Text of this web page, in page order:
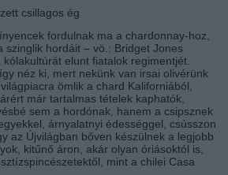
csillagos ég
fordulnak ma a chardonnay-hoz,
szinglik hordáit – vö.: Bridget Jones
elunt fiatalok regimentjét.
néz ki, mert nekünk van irsai olivérünk
ömlik a chard Kaliforniából,
már tartalmas tételek kaphatók,
sem a hordónak, hanem a csipsznek
árnyalatnyi édességgel, csússzon
az Újvilágban bőven készülnek a legjobb
kitűnő áron, akár olyan óriásoktól is,
mint a chilei Casa